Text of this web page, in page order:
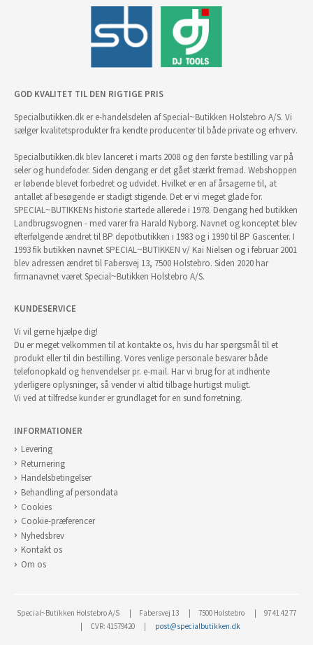
GOD KVALITET TIL DEN RIGTIGE PRIS
Specialbutikken.dk er e-handelsdelen af Special~Butikken Holstebro A/S. Vi
sælger kvalitetsprodukter fra kendte producenter til både private og erhverv.
Specialbutikken.dk blev lanceret i marts 2008 og den første bestilling var på
seler og hundefoder. Siden dengang er det gået stærkt fremad. Webshoppen
er løbende blevet forbedret og udvidet. Hvilket er en af årsagerne til, at
antallet af besøgende er stadigt stigende. Det er vi meget glade for.
SPECIAL~BUTIKKENs historie startede allerede i 1978. Dengang hed butikken
Landbrugsvognen - med varer fra Harald Nyborg. Navnet og konceptet blev
efterfølgende ændret til BP depotbutikken i 1983 og i 1990 til BP Gascenter. I
1993 fik butikken navnet SPECIAL~BUTIKKEN v/ Kai Nielsen og i februar 2001
blev adressen ændret til Fabersvej 13, 7500 Holstebro. Siden 2020 har
firmanavnet været Special~Butikken Holstebro A/S.
KUNDESERVICE
Vi vil gerne hjælpe dig!
Du er meget velkommen til at kontakte os, hvis du har spørgsmål til et
produkt eller til din bestilling. Vores venlige personale besvarer både
telefonopkald og henvendelser pr. e-mail. Har vi brug for at indhente
yderligere oplysninger, så vender vi altid tilbage hurtigst muligt.
Vi ved at tilfredse kunder er grundlaget for en sund forretning.
INFORMATIONER
Levering
Returnering
Handelsbetingelser
Behandling af persondata
Cookies
Cookie-præferencer
Nyhedsbrev
Kontakt os
Om os
Special~Butikken Holstebro A/S Fabersvej 13 7500 Holstebro
97 41 42 77
CVR: 41579420
post@specialbutikken.dk